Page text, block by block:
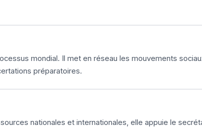
mondial. Il met en réseau les mouvements
préparatoires.
nationales et internationales, elle appuie le